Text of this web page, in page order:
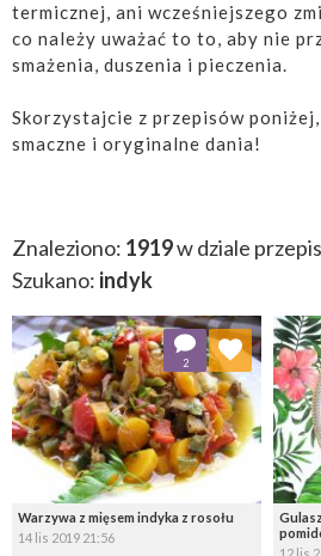
termicznej, ani wcześniejszego
co należy uważać to to, aby nie
smażenia, duszenia i pieczenia.
Skorzystajcie z przepisów
smaczne i oryginalne dania!
Znaleziono: 1919w dziale
Szukano: indyk
Warzywa z mięsem indyka z rosołu
14 lis 2019 21:56
2
Dodaj do ulubionych
Wybierz listę:
12 lis